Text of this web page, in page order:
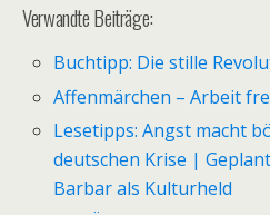
Verwandte Beiträge:
Buchtipp: Die stille
Affenmärchen – Arbeit
Lesetipps: Angst macht
deutschen Krise |
Barbar als Kulturheld